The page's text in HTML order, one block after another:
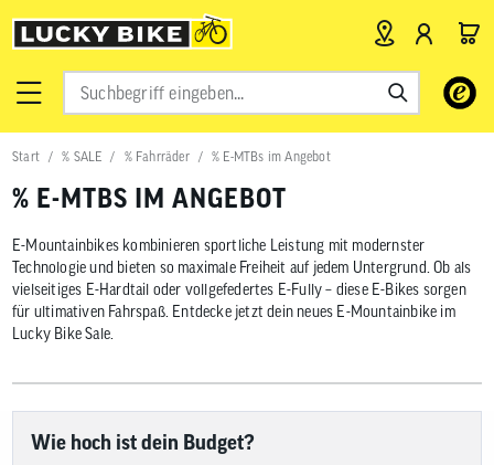
Verwende
Pfeile
nach
das
Ergebnis
Drücke
um
Start % SALE % Fahrräder % E-MTBs im Angebot
% E-MTBS IM ANGEBOT
E-Mountainbikes kombinieren sportliche Leistung mit modernster
Technologie und bieten so maximale Freiheit auf jedem Untergrund. Ob als
vielseitiges E-Hardtail oder vollgefedertes E-Fully – diese E-Bikes sorgen
für ultimativen Fahrspaß. Entdecke jetzt dein neues E-Mountainbike im
Lucky Bike Sale.
Wie hoch ist dein Budget?